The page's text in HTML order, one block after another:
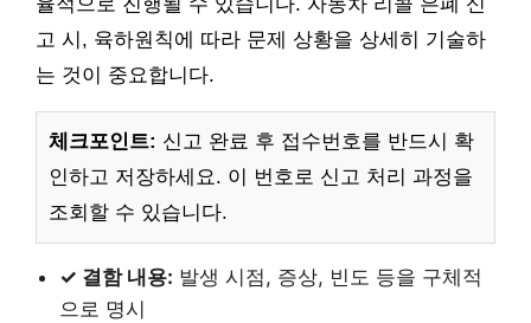
고 시, 육하원칙에 따라 문제 상황을 상세히 기술하
는 것이 중요합니다.
체크포인트: 신고 완료 후 접수번호를 반드시 확
인하고 저장하세요. 이 번호로 신고 처리 과정을
조회할 수 있습니다.
✓ 결함 내용: 발생 시점, 증상, 빈도 등을 구체적
으로 명시